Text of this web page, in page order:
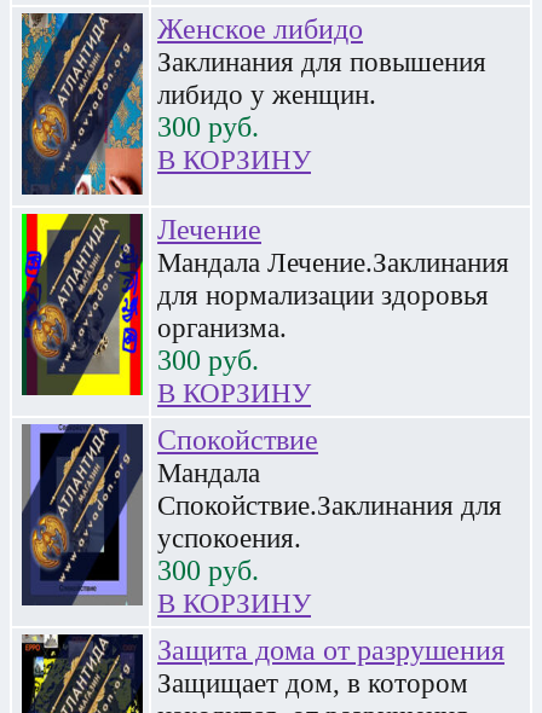
Женское либидо
Заклинания для повышения
либидо у женщин.
300 руб.
В КОРЗИНУ
Лечение
Мандала Лечение.Заклинания
для нормализации здоровья
организма.
300 руб.
В КОРЗИНУ
Спокойствие
Мандала
Спокойствие.Заклинания для
успокоения.
300 руб.
В КОРЗИНУ
Защита дома от разрушения
Защищает дом, в котором